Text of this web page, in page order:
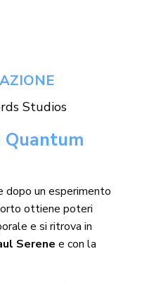
Studios
Quantum
dopo un esperimento
ottiene poteri
e si ritrova in
Serene e con la